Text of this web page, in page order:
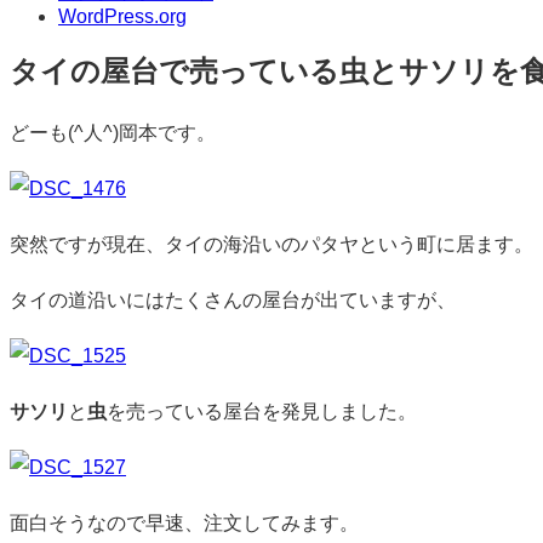
WordPress.org
タイの屋台で売っている虫とサソリを
標
どーも(^人^)岡本です。
突然ですが現在、タイの海沿いのパタヤという町に居ます。
タイの道沿いにはたくさんの屋台が出ていますが、
サソリ と 虫を売っている屋台を発見しました。
面白そうなので早速、注文してみます。